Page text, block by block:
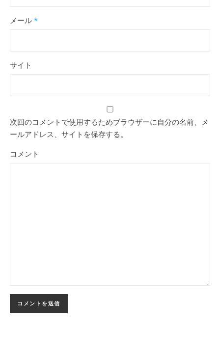
メール *
サイト
次回のコメントで使用するためブラウザーに自分の名前、メ
ールアドレス、サイトを保存する。
コメント